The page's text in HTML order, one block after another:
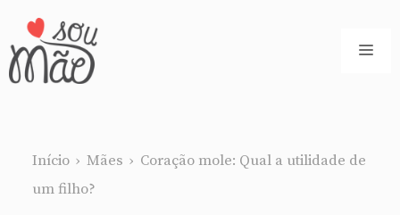
Pular
para
Início › Mães › Coração mole: Qual a utilidade de
um filho?